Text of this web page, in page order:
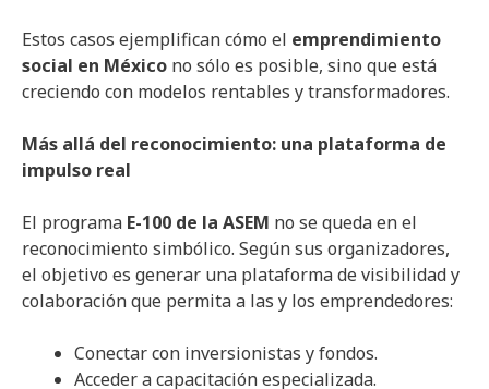
Estos casos ejemplifican cómo el emprendimiento
social en México no sólo es posible, sino que está
creciendo con modelos rentables y transformadores.
Más allá del reconocimiento: una plataforma de
impulso real
El programa E-100 de la ASEM no se queda en el
reconocimiento simbólico. Según sus organizadores,
el objetivo es generar una plataforma de visibilidad y
colaboración que permita a las y los emprendedores:
Conectar con inversionistas y fondos.
Acceder a capacitación especializada.